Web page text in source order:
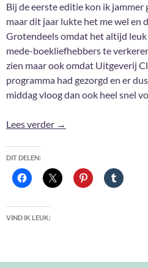
Bij de eerste editie kon ik jammer
maar dit jaar lukte het me wel en
Grotendeels omdat het altijd leuk
mede-boekliefhebbers te
zien maar ook omdat Uitgeverij
programma had gezorgd en er
middag vloog dan ook heel snel
Lees verder Clavis Book Café
→
DIT DELEN:
VIND IK LEUK: